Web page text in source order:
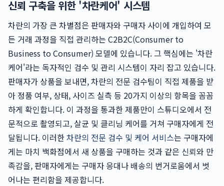
신뢰 구축을 위한 '차란케어' 시스템
차란의 가장 큰 차별점은 판매자와 구매자 사이에 개입하여 모
든 거래 과정을 직접 관리하는 C2B2C(Consumer to
Business to Consumer) 모델에 있습니다. 그 핵심에는 '차란
케어'라는 독자적인 검수 및 관리 시스템이 자리 잡고 있습니다.
판매자가 상품을 보내면, 차란의 전문 검수팀이 직접 제품을 받
아 정품 여부, 상태, 사이즈 실측 등 20가지 이상의 항목을 꼼꼼
하게 확인합니다. 이 과정을 통과한 제품만이 스튜디오에서 전
문적으로 촬영되고, 살균 및 클리닝 케어를 거쳐 구매자에게 전
달됩니다. 이러한차란의 전문 검수 및 케어 서비스는 구매자에
게는 마치 백화점에서 새 상품을 구매하는 것과 같은 신뢰와 만
족감을, 판매자에게는 구매자 응대나 배송의 번거로움에서 벗
어나는 편리함을 제공합니다.